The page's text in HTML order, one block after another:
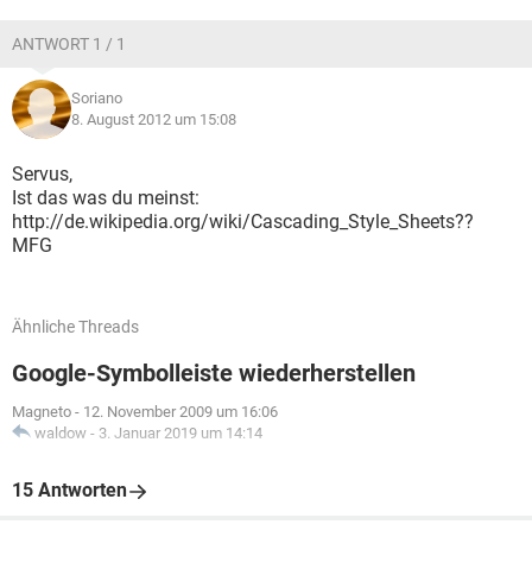
ANTWORT 1 / 1
Soriano
8. August 2012 um 15:08
Servus,
Ist das was du meinst:
http://de.wikipedia.org/wiki/Cascading_Style_Sheets??
MFG
Ähnliche Threads
Google-Symbolleiste wiederherstellen
Magneto - 12. November 2009 um 16:06
waldow - 3. Januar 2019 um 14:14
15 Antworten